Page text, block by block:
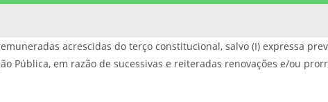
acrescidas do terço constitucional, salvo (I) expressa
em razão de sucessivas e reiteradas renovações e/ou